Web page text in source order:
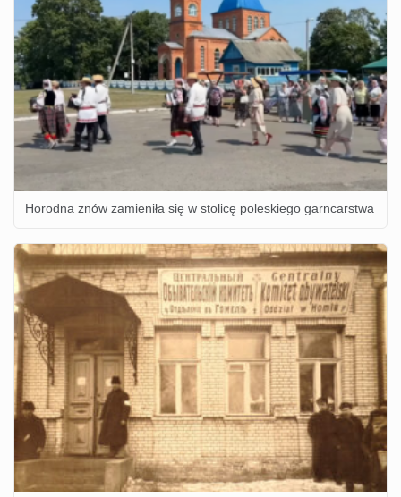
Horodna znów zamieniła się w stolicę poleskiego garncarstwa